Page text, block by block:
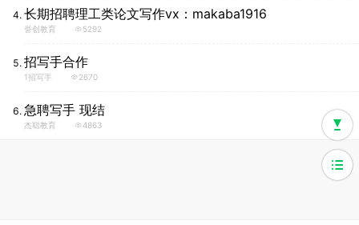
长期招聘理工类论文写作vx：makaba1916
誉创教育 5292
招写手合作
1招写手 2670
急聘写手 现结
杰聪教育 4863